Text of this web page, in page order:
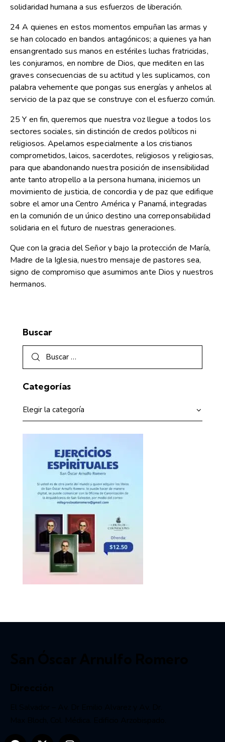
solidaridad humana a sus esfuerzos de liberación.
24 A quienes en estos momentos empuñan las armas y
se han colocado en bandos antagónicos; a quienes ya han
ensangrentado sus manos en estériles luchas fratricidas,
les conjuramos, en nombre de Dios, que mediten en las
graves consecuencias de su actitud y les suplicamos, con
palabra vehemente que pongas sus energías y anhelos al
servicio de la paz que se construye con el esfuerzo común.
25 Y en fin, queremos que nuestra voz llegue a todos los
sectores sociales, sin distinción de credos políticos ni
religiosos. Apelamos especialmente a los cristianos
comprometidos, laicos, sacerdotes, religiosos y religiosas,
para que abandonando nuestra posición de insensibilidad
ante tanto atropello a la persona humana, iniciemos un
movimiento de justicia, de concordia y de paz que edifique
sobre el amor una Centro América y Panamá, integradas
en la comunión de un único destino una correponsabilidad
solidaria en el futuro de nuestras generaciones.
Que con la gracia del Señor y bajo la protección de María,
Madre de la Iglesia, nuestro mensaje de pastores sea,
signo de compromiso que asumimos ante Dios y nuestros
hermanos.
Buscar
Categorías